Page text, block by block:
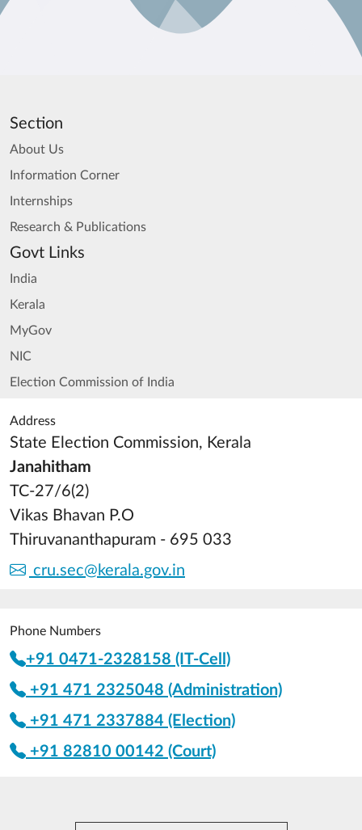
Section
About Us
Information Corner
Internships
Research & Publications
Govt Links
India
Kerala
MyGov
NIC
Election Commission of India
Address
State Election Commission, Kerala
Janahitham
TC-27/6(2)
Vikas Bhavan P.O
Thiruvananthapuram - 695 033
cru.sec@kerala.gov.in
Phone Numbers
+91 0471-2328158 (IT-Cell)
+91 471 2325048 (Administration)
+91 471 2337884 (Election)
+91 82810 00142 (Court)